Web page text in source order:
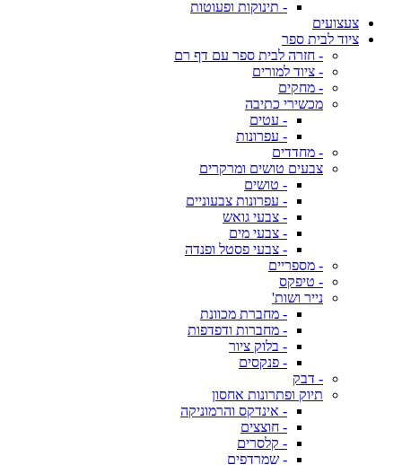
- תינוקות ופעוטות
צעצועים
ציוד לבית ספר
- חזרה לבית ספר עם דף רם
- ציוד למורים
- מחקים
מכשירי כתיבה
- עטים
- עפרונות
- מחדדים
צבעים טושים ומרקרים
- טושים
- עפרונות צבעוניים
- צבעי גואש
- צבעי מים
- צבעי פסטל ופנדה
- מספריים
- טיפקס
נייר ושות'
- מחברת מכוונת
- מחברות ודפדפות
- בלוק ציור
- פנקסים
- דבק
תיוק ופתרונות אחסון
- אינדקס והרמוניקה
- חוצצים
- קלסרים
- שמרדפים